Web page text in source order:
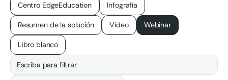
Centro EdgeEducation Infografía
Resumen de la solución Vídeo Webinar
Libro blanco